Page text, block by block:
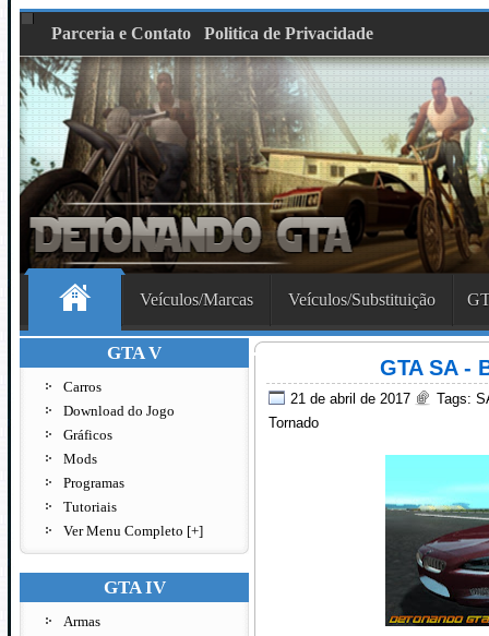
Parceria e Contato Politica de Privacidade
Veículos/Marcas Veículos/Substituição
GTA V
Carros
Download do Jogo
Gráficos
Mods
Programas
Tutoriais
Ver Menu Completo [+]
GTA IV
Armas
GTA SA -
21 de abril de 2017 Tags:
Tornado